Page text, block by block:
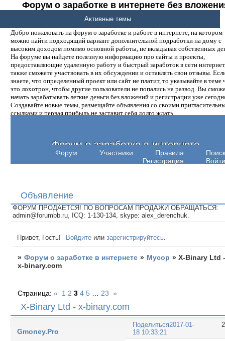
Форум о заработке в интернете без
денег.
Добро пожаловать на форум о заработке и работе в интернете, на котором
можно найти подходящий вариант дополнительной подработки на дому с
высоким доходом помимо основной работы, не вкладывая собственных
На форуме вы найдете полезную информацию про сайты и проекты,
предоставляющие удаленную работу и быстрый заработок в сети
также сможете участвовать в их обсуждении и оставлять свои отзывы.
знаете, что определенный проект или сайт не платит, то указывайте в теме
это лохотрон, чтобы другие пользователи не попались на развод. Вы
начать зарабатывать легкие деньги без вложений и регистрации уже
Создавайте новые темы, размещайте объявления со своими
ссылками и первая прибыль не заставит себя долго ждать.
Форум о заработке в интернете
Форум Участники Правила
Поиск
Регистрация
Войти
Активные темы
Объявление
ФОРУМ ПРОДАЕТСЯ! ПО ВОПРОСАМ ПРОДАЖИ ОБРАЩАТЬСЯ:
admin@forumbb.ru, ICQ: 1-130-134, skype: alex_derenchuk.
Привет, Гость! Войдите илизарегистрируйтесь
» Форум о заработке в интернете » Мусор »X-Binary Ltd
x-binary.com
X-Binary Ltd - x-binary.com
Страница:« 1 2 3 4 5 23 »
Поделиться2017-01-
18 10:33:21
Gmoney.Pro